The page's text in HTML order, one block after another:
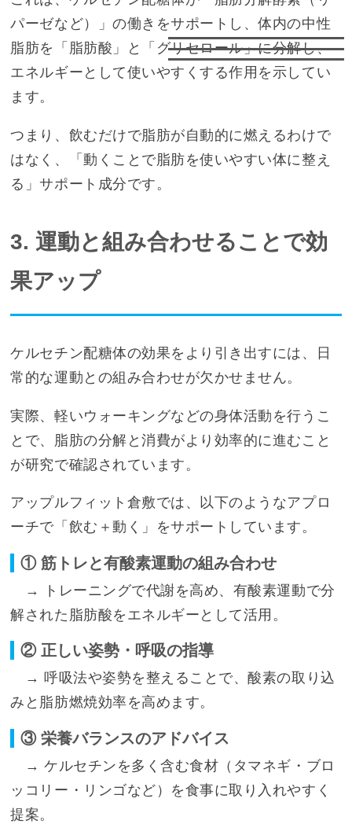
パーゼなど）」の働きをサポートし、体内の中性
脂肪を「脂肪酸」と「グリセロール」に分解し、
エネルギーとして使いやすくする作用を示してい
ます。
つまり、飲むだけで脂肪が自動的に燃えるわけで
はなく、「動くことで脂肪を使いやすい体に整え
る」サポート成分です。
3. 運動と組み合わせることで効
果アップ
ケルセチン配糖体の効果をより引き出すには、日
常的な運動との組み合わせが欠かせません。
実際、軽いウォーキングなどの身体活動を行うこ
とで、脂肪の分解と消費がより効率的に進むこと
が研究で確認されています。
アップルフィット倉敷では、以下のようなアプロ
ーチで「飲む＋動く」をサポートしています。
① 筋トレと有酸素運動の組み合わせ
→ トレーニングで代謝を高め、有酸素運動で分
解された脂肪酸をエネルギーとして活用。
② 正しい姿勢・呼吸の指導
→ 呼吸法や姿勢を整えることで、酸素の取り込
みと脂肪燃焼効率を高めます。
③ 栄養バランスのアドバイス
→ ケルセチンを多く含む食材（タマネギ・ブロ
ッコリー・リンゴなど）を食事に取り入れやすく
提案。